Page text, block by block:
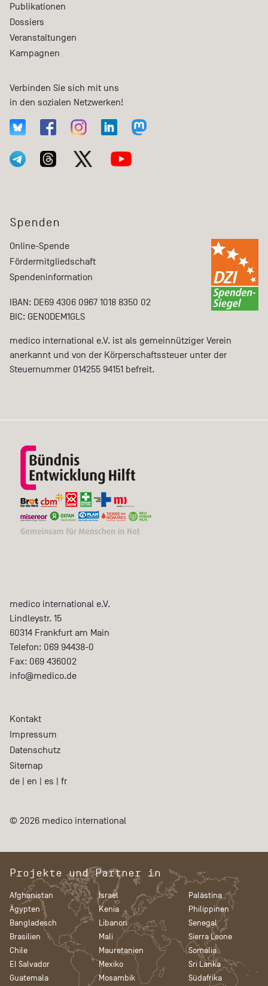
Publikationen
Dossiers
Veranstaltungen
Kampagnen
Verbinden Sie sich mit uns
in den sozialen Netzwerken!
Spenden
Online-Spende
Fördermitgliedschaft
Spendeninformation
IBAN: DE69 4306 0967 1018 8350 02
BIC: GENODEM1GLS
medico international e.V. ist als gemeinnütziger Verein
anerkannt und von der Körperschaftssteuer unter der
Steuernummer 014255 94151 befreit.
medico international e.V.
Lindleystr. 15
60314 Frankfurt am Main
Telefon: 069 94438-0
Fax: 069 436002
info@medico.de
Kontakt
Impressum
Datenschutz
Sitemap
de | en | es | fr
© 2026 medico international
Projekte und Partner in
Afghanistan
Ägypten
Bangladesch
Brasilien
Chile
El Salvador
Guatemala
Israel
Kenia
Libanon
Mali
Mauretanien
Mexiko
Mosambik
Palästina
Philippinen
Senegal
Sierra Leone
Somalia
Sri Lanka
Südafrika